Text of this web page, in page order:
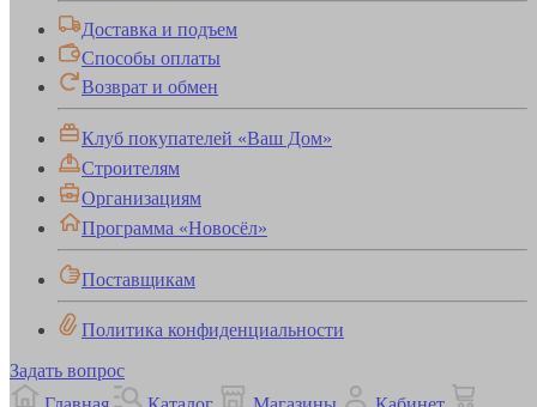
Доставка и подъем
Способы оплаты
Возврат и обмен
Клуб покупателей «Ваш Дом»
Строителям
Организациям
Программа «Новосёл»
Поставщикам
Политика конфиденциальности
Задать вопрос